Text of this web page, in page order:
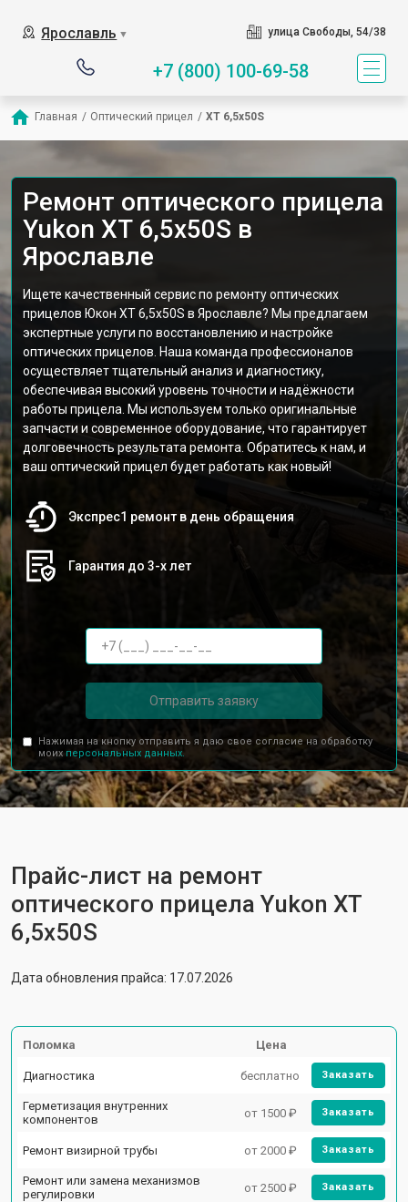
Ярославль ▼ улица Свободы, 54/38
+7 (800) 100-69-58
Главная / Оптический прицел / XT 6,5x50S
Ремонт оптического прицела
Yukon XT 6,5x50S в
Ярославле
Ищете качественный сервис по ремонту оптических
прицелов Юкон XT 6,5x50S в Ярославле? Мы предлагаем
экспертные услуги по восстановлению и настройке
оптических прицелов. Наша команда профессионалов
осуществляет тщательный анализ и диагностику,
обеспечивая высокий уровень точности и надёжности
работы прицела. Мы используем только оригинальные
запчасти и современное оборудование, что гарантирует
долговечность результата ремонта. Обратитесь к нам, и
ваш оптический прицел будет работать как новый!
Экспрес1 ремонт в день обращения
Гарантия до 3-х лет
Отправить заявку
Нажимая на кнопку отправить я даю свое согласие на обработку
моих персональных данных.
Прайс-лист на ремонт
оптического прицела Yukon XT
6,5x50S
Дата обновления прайса: 17.07.2026
Поломка Цена
Диагностика бесплатно Заказать
Герметизация внутренних
компонентов
от 1500 ₽ Заказать
Ремонт визирной трубы от 2000 ₽ Заказать
Ремонт или замена механизмов
регулировки
от 2500 ₽ Заказать